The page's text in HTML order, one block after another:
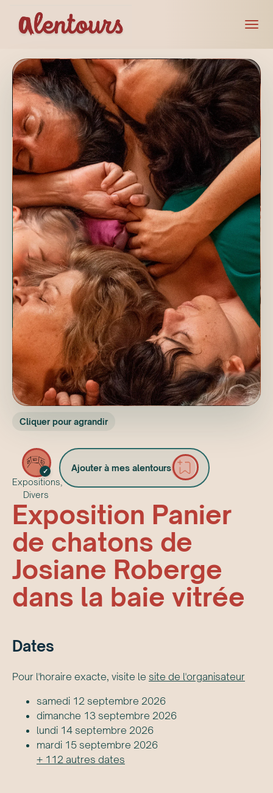
Cliquer pour agrandir
✓
Expositions,
Divers
Ajouter à mes alentours
Exposition Panier
de chatons de
Josiane Roberge
dans la baie vitrée
Dates
Pour l'horaire exacte, visite le site de l'organisateur
samedi 12 septembre 2026
dimanche 13 septembre 2026
lundi 14 septembre 2026
mardi 15 septembre 2026
+ 112 autres dates